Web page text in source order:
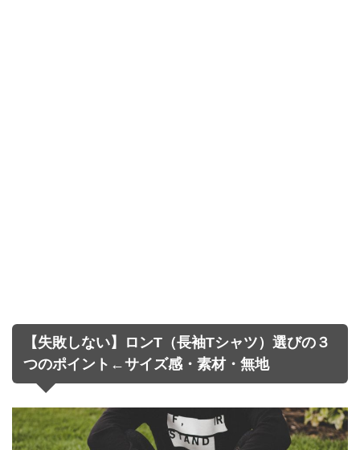
【失敗しない】ロンT（長袖Tシャツ）選びの３
つのポイント←サイズ感・素材・無地